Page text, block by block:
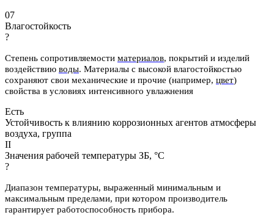
07
Влагостойкость
?
Степень сопротивляемости материалов, покрытий и изделий
воздействию воды. Материалы с высокой влагостойкостью
сохраняют свои механические и прочие (например, цвет)
свойства в условиях интенсивного увлажнения
Есть
Устойчивость к влиянию коррозионных агентов атмосферы
воздуха, группа
II
Значения рабочей температуры ЗБ, °С
?
Диапазон температуры, выраженный минимальным и
максимальным пределами, при котором производитель
гарантирует работоспособность прибора.